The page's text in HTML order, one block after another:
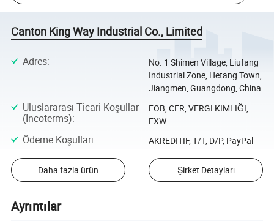
Canton King Way Industrial Co., Limited
Adres:
No. 1 Shimen Village, Liufang
Industrial Zone, Hetang Town,
Jiangmen, Guangdong, China
Uluslararası Ticari Koşullar
(Incoterms):
FOB, CFR, VERGI KIMLIĞI,
EXW
Ödeme Koşulları: AKREDITIF, T/T, D/P, PayPal
Daha fazla ürün Şirket Detayları
Ayrıntılar